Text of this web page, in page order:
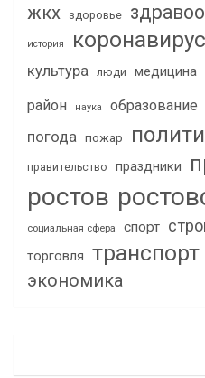
жкх здоровье
история коронавирус
культура люди медицина
район
наука образование
погода пожар
правительство праздники
ростов
социальная сфера спорт
торговля транспорт
экономика